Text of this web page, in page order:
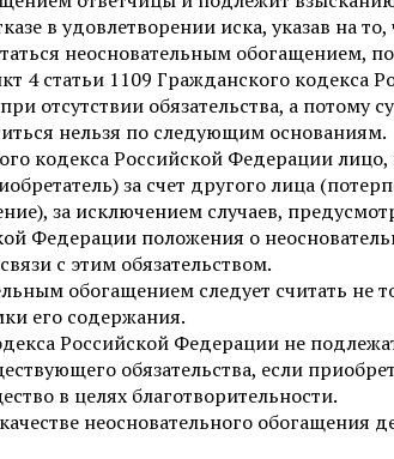
в удовлетворении иска, указав на
неосновательным
4 статьи 1109 Гражданского
отсутствии обязательства, а потому
нельзя по следующим основаниям.
кодекса Российской Федерации
за счет другого лица
за исключением случаев,
Федерации положения о
с этим обязательством.
обогащением следует считать не
его содержания.
Российской Федерации не
обязательства, если
в целях благотворительности.
неосновательного обогащения